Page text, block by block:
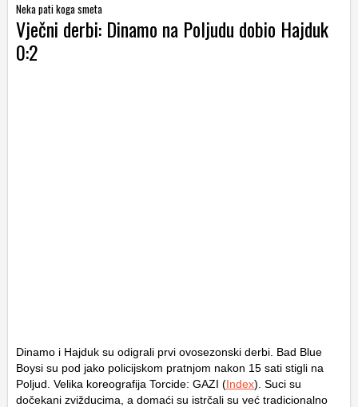
Neka pati koga smeta
Vječni derbi: Dinamo na Poljudu dobio Hajduk
0:2
Dinamo i Hajduk su odigrali prvi ovosezonski derbi. Bad Blue
Boysi su pod jako policijskom pratnjom nakon 15 sati stigli na
Poljud. Velika koreografija Torcide: GAZI (Index). Suci su
dočekani zvižducima, a domaći su istrčali su već tradicionalno